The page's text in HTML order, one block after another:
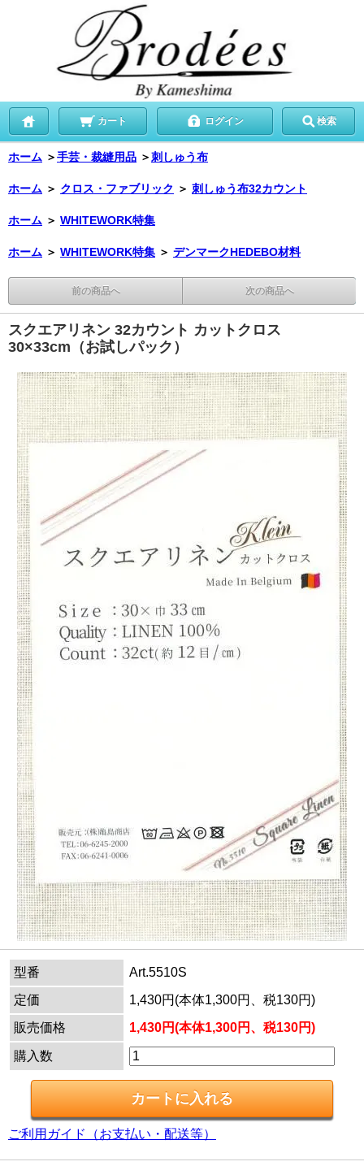
カート ログイン 検索
ホーム ＞手芸・裁縫用品 ＞刺しゅう布
ホーム ＞ クロス・ファブリック ＞ 刺しゅう布32カウント
ホーム ＞ WHITEWORK特集
ホーム ＞ WHITEWORK特集 ＞ デンマークHEDEBO材料
前の商品へ 次の商品へ
スクエアリネン 32カウント カットクロス
30×33cm（お試しパック）
型番
Art.5510S
定価
1,430円(本体1,300円、税130円)
販売価格
1,430円(本体1,300円、税130円)
購入数
ご利用ガイド（お支払い・配送等）